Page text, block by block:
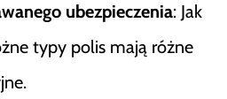
ubezpieczenia: Jak
typy polis mają różne